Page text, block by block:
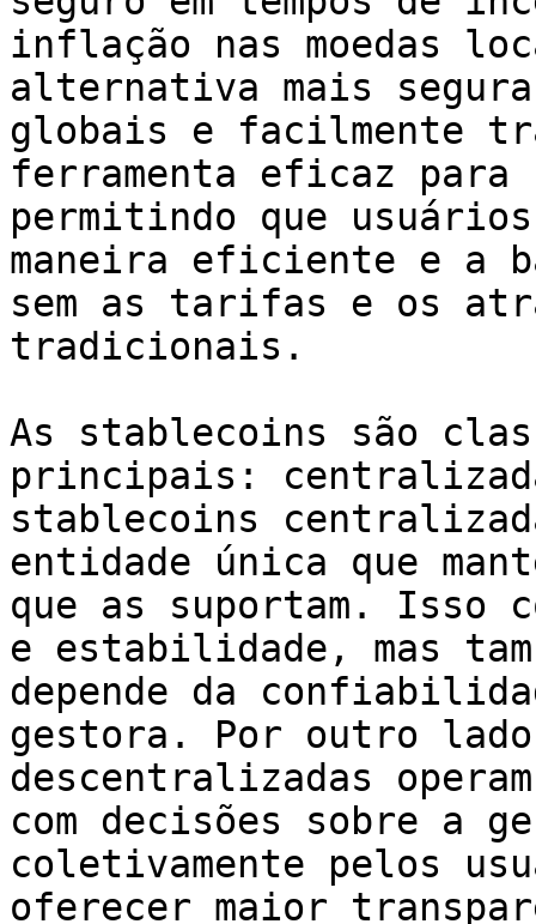
inflação nas moedas
alternativa mais
globais e facilmente
ferramenta eficaz para
permitindo que
maneira eficiente e a
sem as tarifas e os
tradicionais.
As stablecoins são
principais:
stablecoins
entidade única que
que as suportam. Isso
e estabilidade, mas
depende da
gestora. Por outro
descentralizadas
com decisões sobre a
coletivamente pelos
oferecer maior